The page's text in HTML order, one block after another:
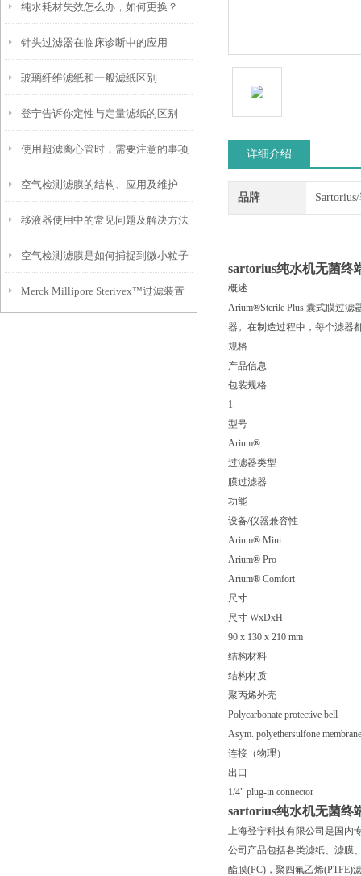
用
纯水耗材失效怎么办，如何更换？
针头过滤器在临床诊断中的应用
玻璃纤维滤纸和一般滤纸区别
登宁告诉你定性与定量滤纸的区别
使用超滤离心管时，需要注意的事项
空气检测滤膜的结构、应用及维护
移液器使用中的常见问题及解决方法
空气检测滤膜是如何捕捉到微小粒子
的？
Merck Millipore Sterivex™过滤装置
详细介绍
品牌
sartorius纯水机无菌终
概述
Arium®Sterile Plus 囊式膜过
器。在制造过程中，每个滤器
规格
产品信息
包装规格
1
型号
Arium®
过滤器类型
膜过滤器
功能
设备/仪器兼容性
Arium® Mini
Arium® Pro
Arium® Comfort
尺寸
尺寸 WxDxH
90 x 130 x 210 mm
结构材料
结构材质
聚丙烯外壳
Polycarbonate protective bell
Asym. polyethersulfone
连接（物理）
出口
1/4" plug-in connector
sartorius纯水机无菌终
上海登宁科技有限公司是国内
公司产品包括各类滤纸、滤膜
酯膜(PC)，聚四氟乙烯(PTFE)